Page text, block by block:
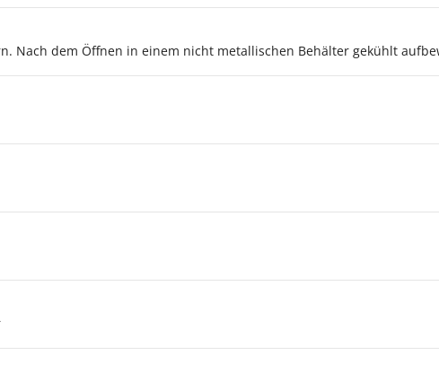
Nach dem Öffnen in einem nicht metallischen Behälter gekühlt